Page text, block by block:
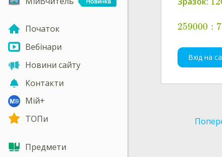
Початок
Вебінари
Новини сайту
Контакти
Мій+
ТОПи
Предмети
259000 : 7
Вхід на